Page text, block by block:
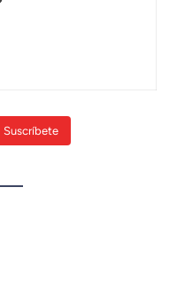
Suscríbete